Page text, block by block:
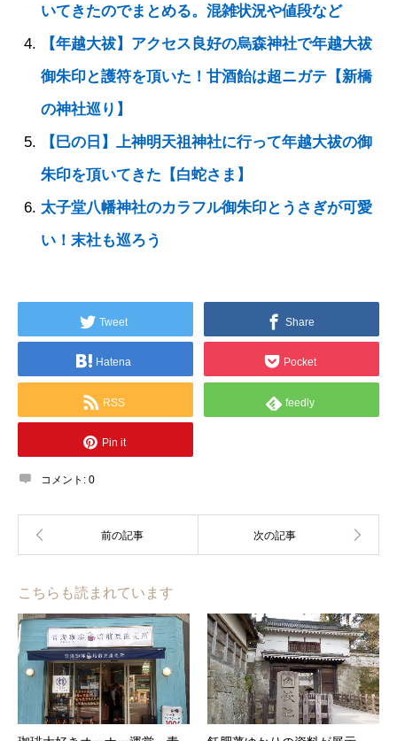
いてきたのでまとめる。混雑状況や値段など
【年越大祓】アクセス良好の烏森神社で年越大祓
御朱印と護符を頂いた！甘酒飴は超ニガテ【新橋
の神社巡り】
【巳の日】上神明天祖神社に行って年越大祓の御
朱印を頂いてきた【白蛇さま】
太子堂八幡神社のカラフル御朱印とうさぎが可愛
い！末社も巡ろう
Tweet Share
Hatena Pocket
RSS feedly
Pin it
コメント: 0
こちらも読まれています